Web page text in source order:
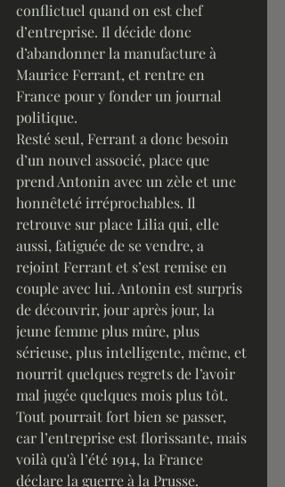
conflictuel quand on est chef
d’entreprise. Il décide donc
d’abandonner la manufacture à
Maurice Ferrant, et rentre en
France pour y fonder un journal
politique.
Resté seul, Ferrant a donc besoin
d’un nouvel associé, place que
prend Antonin avec un zèle et une
honnêteté irréprochables. Il
retrouve sur place Lilia qui, elle
aussi, fatiguée de se vendre, a
rejoint Ferrant et s’est remise en
couple avec lui. Antonin est surpris
de découvrir, jour après jour, la
jeune femme plus mûre, plus
sérieuse, plus intelligente, même, et
nourrit quelques regrets de l’avoir
mal jugée quelques mois plus tôt.
Tout pourrait fort bien se passer,
car l’entreprise est florissante, mais
voilà qu'à l’été 1914, la France
déclare la guerre à la Prusse.